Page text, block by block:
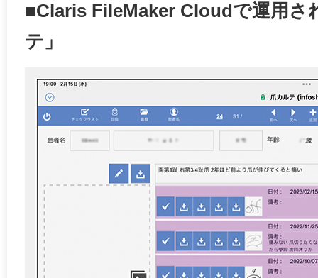
■Claris FileMaker Cloudで運用さ
テ」